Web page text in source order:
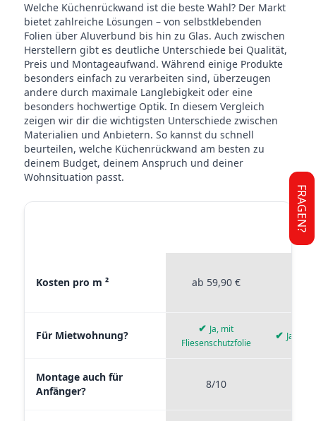
Welche Küchenrückwand ist die beste Wahl? Der Markt
bietet zahlreiche Lösungen – von selbstklebenden
Folien über Aluverbund bis hin zu Glas. Auch zwischen
Herstellern gibt es deutliche Unterschiede bei Qualität,
Preis und Montageaufwand. Während einige Produkte
besonders einfach zu verarbeiten sind, überzeugen
andere durch maximale Langlebigkeit oder eine
besonders hochwertige Optik. In diesem Vergleich
zeigen wir dir die wichtigsten Unterschiede zwischen
Materialien und Anbietern. So kannst du schnell
beurteilen, welche Küchenrückwand am besten zu
deinem Budget, deinem Anspruch und deiner
Wohnsituation passt.
Kosten pro m ² ab 59,90 €
Für Mietwohnung?
✔ Ja, mit
Fliesenschutzfolie
✔ Ja,
Montage auch für
Anfänger?
8/10
FRAGEN?